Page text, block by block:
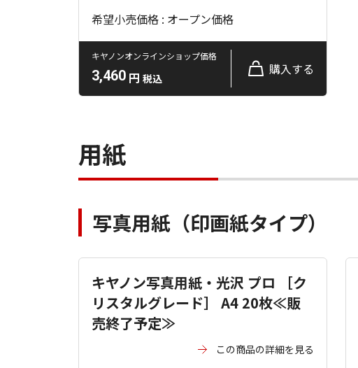
希望小売価格 : オープン価格
キヤノンオンラインショップ価格
3,460 円 税込
購入する
用紙
写真用紙（印画紙タイプ）
キヤノン写真用紙・光沢 プロ ［ク
リスタルグレード］ A4 20枚≪販
売終了予定≫
この商品の詳細を見る